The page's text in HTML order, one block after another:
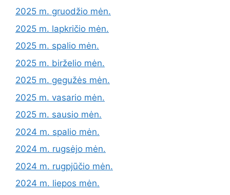
2025 m. gruodžio mėn.
2025 m. lapkričio mėn.
2025 m. spalio mėn.
2025 m. birželio mėn.
2025 m. gegužės mėn.
2025 m. vasario mėn.
2025 m. sausio mėn.
2024 m. spalio mėn.
2024 m. rugsėjo mėn.
2024 m. rugpjūčio mėn.
2024 m. liepos mėn.